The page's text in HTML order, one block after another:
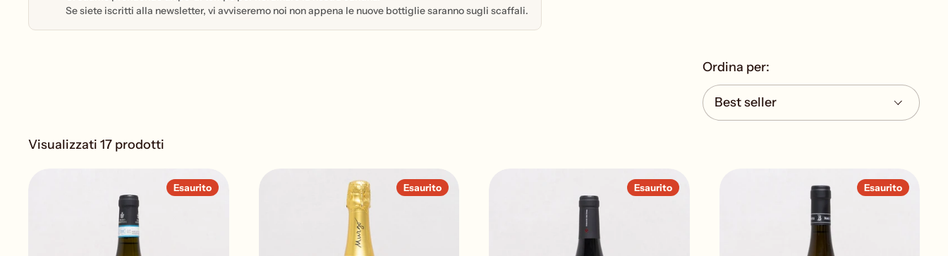
Se siete iscritti alla newsletter, vi avviseremo noi non appena le nuove bottiglie saranno sugli scaffali.
Ordina per:
Visualizzati 17 prodotti
Esaurito Esaurito Esaurito Esaurito